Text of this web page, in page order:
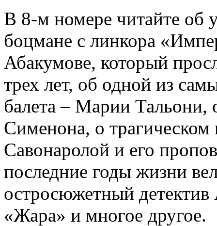
В 8-м номере читайте об
боцмане с линкора
Абакумове, который
трех лет, об одной из
балета – Марии
Сименона, о трагическом
Савонаролой и его
последние годы жизни
остросюжетный детектив
«Жара» и многое другое.